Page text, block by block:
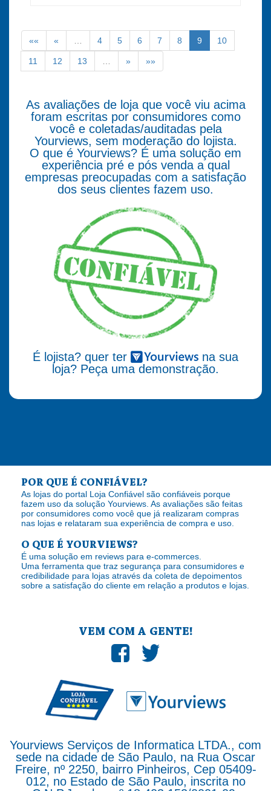
«« « … 4 5 6 7 8 9 10
11 12 13 … » »»
As avaliações de loja que você viu acima
foram escritas por consumidores como
você e coletadas/auditadas pela
Yourviews, sem moderação do lojista.
O que é Yourviews? É uma solução em
experiência pré e pós venda a qual
empresas preocupadas com a satisfação
dos seus clientes fazem uso.
É lojista? quer ter
na sua
loja? Peça uma demonstração.
POR QUE É CONFIÁVEL?
As lojas do portal Loja Confiável são confiáveis porque
fazem uso da solução Yourviews. As avaliações são feitas
por consumidores como você que já realizaram compras
nas lojas e relataram sua experiência de compra e uso.
O QUE É YOURVIEWS?
É uma solução em reviews para e-commerces.
Uma ferramenta que traz segurança para consumidores e
credibilidade para lojas através da coleta de depoimentos
sobre a satisfação do cliente em relação a produtos e lojas.
VEM COM A GENTE!
Yourviews Serviços de Informatica LTDA., com
sede na cidade de São Paulo, na Rua Oscar
Freire, nº 2250, bairro Pinheiros, Cep 05409-
012, no Estado de São Paulo, inscrita no